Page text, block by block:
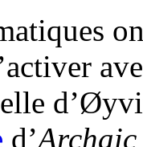
d’Archaic